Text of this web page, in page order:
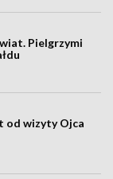
Pielgrzymi
od wizyty Ojca